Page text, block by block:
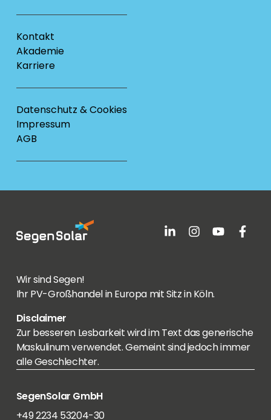
Kontakt
Akademie
Karriere
Datenschutz & Cookies
Impressum
AGB
Wir sind Segen!
Ihr PV-Großhandel in Europa mit Sitz in Köln.
Disclaimer
Zur besseren Lesbarkeit wird im Text das generische
Maskulinum verwendet. Gemeint sind jedoch immer
alle Geschlechter.
SegenSolar GmbH
+49 2234 53204-30